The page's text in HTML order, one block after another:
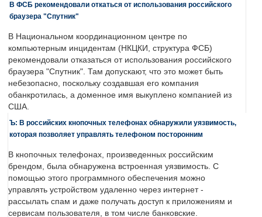
В ФСБ рекомендовали откаться от использования российского
браузера "Спутник"
В Национальном координационном центре по
компьютерным инцидентам (НКЦКИ, структура ФСБ)
рекомендовали отказаться от использования российского
браузера "Спутник". Там допускают, что это может быть
небезопасно, поскольку создавшая его компания
обанкротилась, а доменное имя выкуплено компанией из
США.
Ъ: В российских кнопочных телефонах обнаружили уязвимость,
которая позволяет управлять телефоном посторонним
В кнопочных телефонах, произведенных российским
брендом, была обнаружена встроенная уязвимость. С
помощью этого программного обеспечения можно
управлять устройством удаленно через интернет -
рассылать спам и даже получать доступ к приложениям и
сервисам пользователя, в том числе банковские.